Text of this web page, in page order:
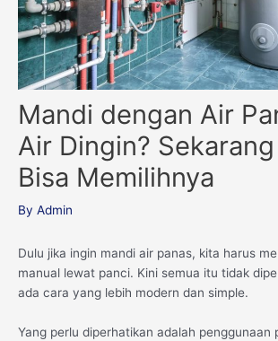
Mandi dengan Air
Air Dingin?
Bisa Memilihnya
By Admin
Dulu jika ingin mandi air panas, kita harus
manual lewat panci. Kini semua itu tidak
ada cara yang lebih modern dan simple.
Yang perlu diperhatikan adalah penggunaan